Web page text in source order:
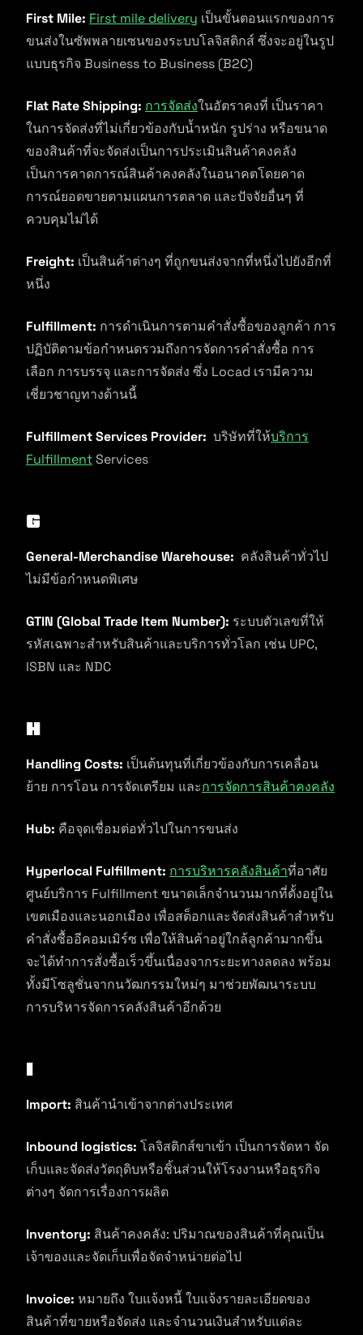
First Mile: First mile delivery เป็นขั้นตอนแรกของการ
ขนส่งในซัพพลายเซนของระบบโลจิสติกส์ ซึ่งจะอยู่ในรูป
แบบธุรกิจ Business to Business (B2C)
Flat Rate Shipping: การจัดส่งในอัตราคงที่ เป็นราคา
ในการจัดส่งที่ไม่เกี่ยวข้องกับน้ำหนัก รูปร่าง หรือขนาด
ของสินค้าที่จะจัดส่งเป็นการประเมินสินค้าคงคลัง
เป็นการคาดการณ์สินค้าคงคลังในอนาคตโดยคาด
การณ์ยอดขายตามแผนการตลาด และปัจจัยอื่นๆ ที่
ควบคุมไม่ได้
Freight: เป็นสินค้าต่างๆ ที่ถูกขนส่งจากที่หนึ่งไปยังอีกที่
หนึ่ง
Fulfillment: การดำเนินการตามคำสั่งซื้อของลูกค้า การ
ปฏิบัติตามข้อกำหนดรวมถึงการจัดการคำสั่งซื้อ การ
เลือก การบรรจุ และการจัดส่ง ซึ่ง Locad เรามีความ
เชี่ยวชาญทางด้านนี้
Fulfillment Services Provider: บริษัทที่ให้บริการ
FulfillmentServices
G
General-Merchandise Warehouse: คลังสินค้าทั่วไป
ไม่มีข้อกำหนดพิเศษ
GTIN (Global Trade Item Number): ระบบตัวเลขที่ให้
รหัสเฉพาะสำหรับสินค้าและบริการทั่วโลก เช่น UPC,
ISBN และ NDC
H
Handling Costs: เป็นต้นทุนที่เกี่ยวข้องกับการเคลื่อน
ย้าย การโอน การจัดเตรียม และการจัดการสินค้าคงคลัง
Hub: คือจุดเชื่อมต่อทั่วไปในการขนส่ง
Hyperlocal Fulfillment: การบริหารคลังสินค้าที่อาศัย
ศูนย์บริการ Fulfillment ขนาดเล็กจำนวนมากที่ตั้งอยู่ใน
เขตเมืองและนอกเมือง เพื่อสต็อกและจัดส่งสินค้าสำหรับ
คำสั่งซื้ออีคอมเมิร์ซ เพื่อให้สินค้าอยู่ใกล้ลูกค้ามากขึ้น
จะได้ทำการสั่งซื้อเร็วขึ้นเนื่องจากระยะทางลดลง พร้อม
ทั้งมีโซลูชั่นจากนวัฒกรรมใหม่ๆ มาช่วยพัฒนาระบบ
การบริหารจัดการคลังสินค้าอีกด้วย
I
Import: สินค้านำเข้าจากต่างประเทศ
Inbound logistics: โลจิสติกส์ขาเข้า เป็นการจัดหา จัด
เก็บและจัดส่งวัตถุดิบหรือชิ้นส่วนให้โรงงานหรือธุรกิจ
ต่างๆ จัดการเรื่องการผลิต
Inventory: สินค้าคงคลัง: ปริมาณของสินค้าที่คุณเป็น
เจ้าของและจัดเก็บเพื่อจัดจำหน่ายต่อไป
Invoice: หมายถึง ใบแจ้งหนี้ ใบแจ้งรายละเอียดของ
สินค้าที่ขายหรือจัดส่ง และจำนวนเงินสำหรับแต่ละ